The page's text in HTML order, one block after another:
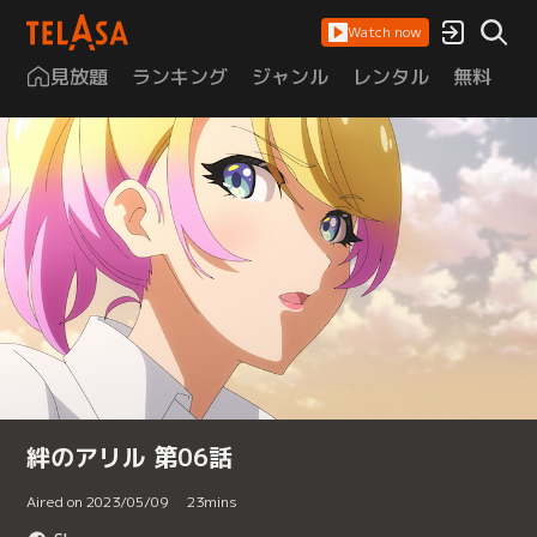
Watch now
見放題 ランキング ジャンル レンタル 無料
絆のアリル 第06話
Aired on 2023/05/09 23mins